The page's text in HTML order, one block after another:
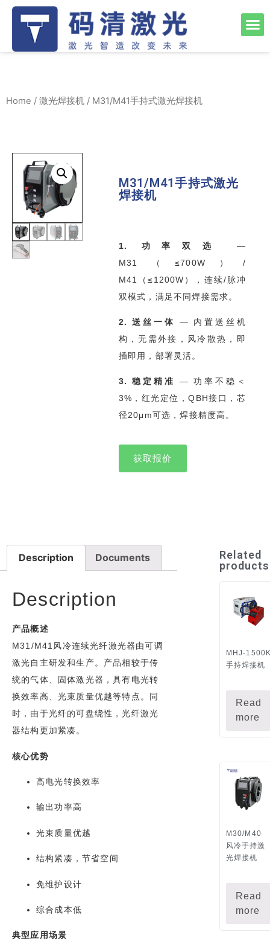
Home / 激光焊接机 / M31/M41手持式激光焊接机
M31/M41手持式激光
焊接机
1. 功率双选
—
M31（≤700W）/
M41（≤1200W），连续/脉冲
双模式，满足不同焊接需求。
2. 送丝一体
— 内置送丝机
构，无需外接，风冷散热，即
插即用，部署灵活。
3. 稳定精准
— 功率不稳＜
3%，红光定位，QBH接口，芯
径20μm可选，焊接精度高。
获取报价
Description Documents
Description
产品概述
M31/M41风冷连续光纤激光器由可调
激光自主研发和生产。产品相较于传
统的气体、固体激光器，具有电光转
换效率高、光束质量优越等特点。同
时，由于光纤的可盘绕性，光纤激光
器结构更加紧凑。
核心优势
高电光转换效率
输出功率高
光束质量优越
结构紧凑，节省空间
免维护设计
综合成本低
典型应用场景
Related
products
MHJ-
手持焊接机
Read
more
M30/M40
风冷手持激
光焊接机
Read
more